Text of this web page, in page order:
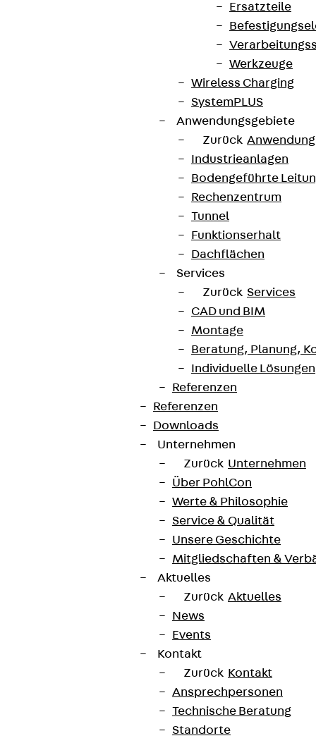
Ersatzteile
Werkzeuge
Wireless Charging
SystemPLUS
Anwendungsgebiete
Zurück
Industrieanlagen
Bodengeführte
Rechenzentrum
Tunnel
Funktionserhalt
Dachflächen
Services
Zurück Services
CAD und BIM
Montage
Beratung, Planung,
Individuelle Lösungen
Referenzen
Referenzen
Downloads
Unternehmen
Zurück Unternehmen
Über PohlCon
Werte & Philosophie
Service & Qualität
Unsere Geschichte
Mitgliedschaften &
Aktuelles
Zurück Aktuelles
News
Events
Kontakt
Zurück Kontakt
Ansprechpersonen
Technische Beratung
Standorte